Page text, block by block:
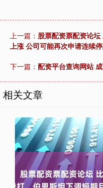
上一篇： 股票配资票配资论
上涨 公司可能再次申请连续
下一篇： 配资平台查询网站
相关文章